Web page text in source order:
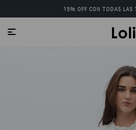
15% OFF CON TODAS LAS
